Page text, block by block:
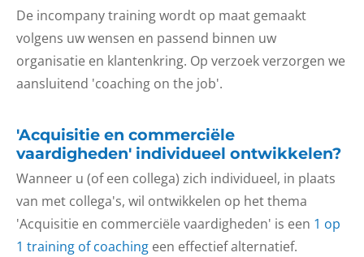
De incompany training wordt op maat gemaakt
volgens uw wensen en passend binnen uw
organisatie en klantenkring. Op verzoek verzorgen we
aansluitend 'coaching on the job'.
'Acquisitie en commerciële
vaardigheden' individueel ontwikkelen?
Wanneer u (of een collega) zich individueel, in plaats
van met collega's, wil ontwikkelen op het thema
'Acquisitie en commerciële vaardigheden' is een 1 op
1 training of coaching een effectief alternatief.